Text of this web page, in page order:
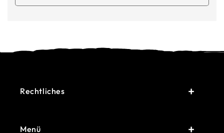
Rechtliches
Menü